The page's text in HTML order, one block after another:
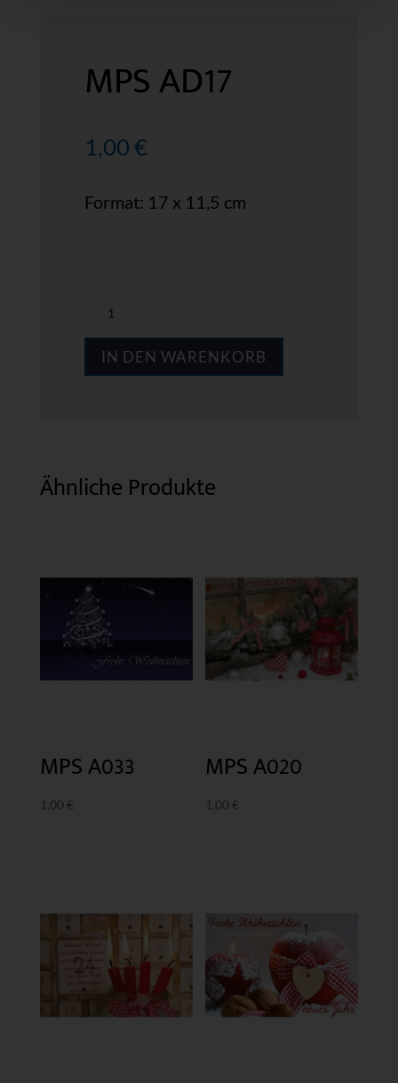
MPS AD17
1,00€
Format: 17 x 11,5 cm
Menge
IN DEN WARENKORB
Ähnliche Produkte
MPS A033
1,00 €
MPS A020
1,00 €